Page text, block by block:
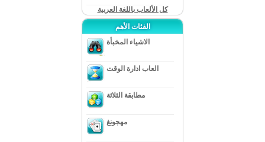
كل الألعاب باللغة العربية
الفئات الأهم
الاشياء المخبأة
العاب ادارة الوقت
مطابقة الثلاثة
مهجونغ